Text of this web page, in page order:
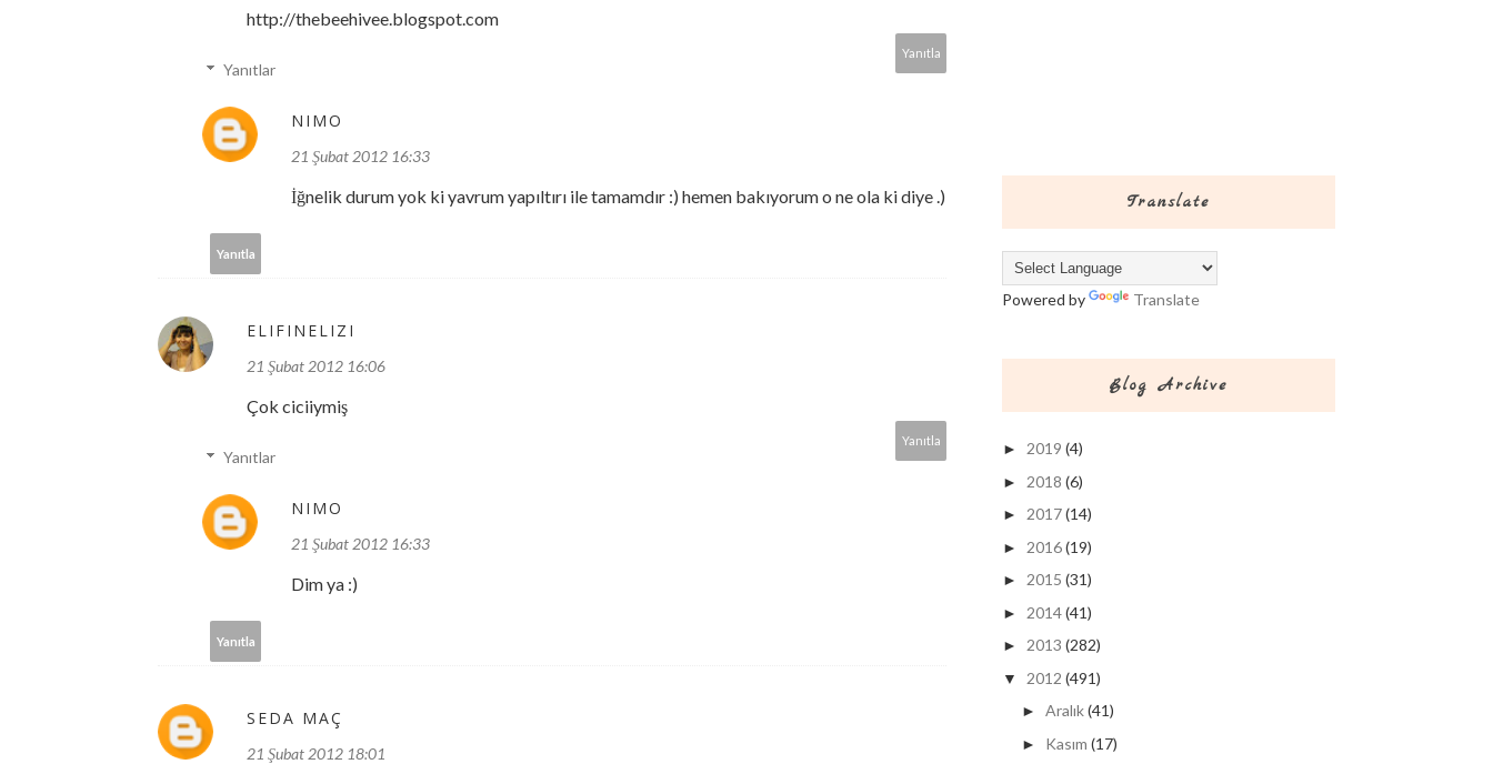
http://thebeehivee.blogspot.com
Yanıtla
Yanıtlar
NIMO
21 Şubat 2012 16:33
İğnelik durum yok ki yavrum yapıltırı ile tamamdır :) hemen bakıyorum o ne ola ki diye .)
Yanıtla
ELIFINELIZI
21 Şubat 2012 16:06
Çok ciciiymiş
Yanıtla
Yanıtlar
NIMO
21 Şubat 2012 16:33
Dim ya :)
Yanıtla
SEDA MAÇ
21 Şubat 2012 18:01
Translate
Powered by Translate
Blog Archive
► 2019 (4)
► 2018 (6)
► 2017(14)
► 2016(19)
► 2015 (31)
► 2014(41)
► 2013 (282)
▼ 2012 (491)
► Aralık(41)
► Kasım (17)